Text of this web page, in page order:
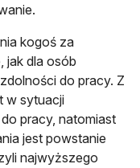
kogoś za
jak dla osób
do pracy. Z
w sytuacji
pracy, natomiast
jest powstanie
najwyższego